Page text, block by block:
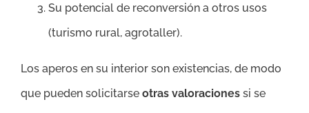
Su potencial de reconversión a otros usos
(turismo rural, agrotaller).
Los aperos en su interior son existencias, de modo
que pueden solicitarse otras valoraciones si se